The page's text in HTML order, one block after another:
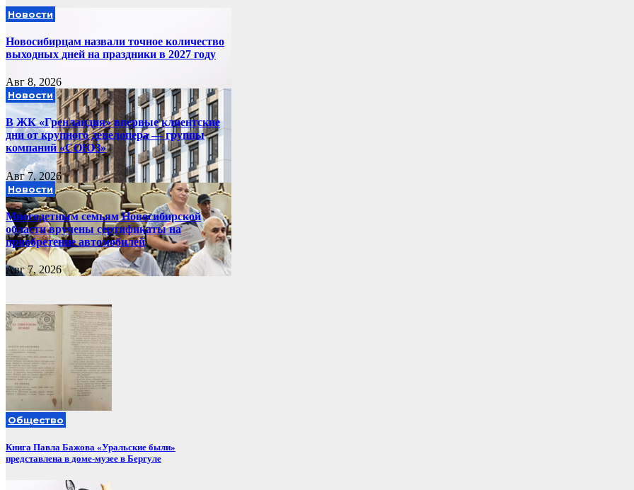
Новости
Новосибирцам назвали точное количество
выходных дней на праздники в 2027 году
Авг 8, 2026
Новости
В ЖК «Гренландия» впервые клиентские
дни от крупного девелопера — группы
компаний «СОЮЗ»
Авг 7, 2026
Новости
Многодетным семьям Новосибирской
области вручены сертификаты на
приобретение автомобилей
Авг 7, 2026
Общество
Книга Павла Бажова «Уральские были»
представлена в доме-музее в Бергуле